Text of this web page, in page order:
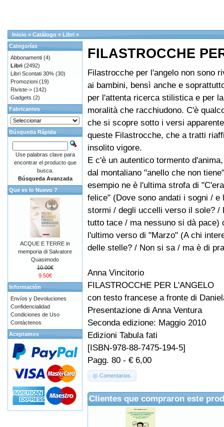
Inicio » Catálogo » Libri »
FILASTROCCHE
Filastrocche per l'angelo non sono
ai bambini, bensì anche e
per l'attenta ricerca stilistica e per
moralità che racchiudono. C'è
che si scopre sotto i versi
queste Filastrocche, che a tratti
insolito vigore.
E c'è un autentico tormento
dal montaliano "anello che non
esempio ne è l'ultima strofa di
felice" (Dove sono andati i sogni / e
stormi / degli uccelli verso il sole? /
tutto tace / ma nessuno si dà pace)
l'ultimo verso di "Marzo" (A chi
delle stelle? / Non si sa / ma è di
Anna Vincitorio
FILASTROCCHE PER L'ANGELO
con testo francese a fronte di
Presentazione di Anna Ventura
Seconda edizione: Maggio 2010
Edizioni Tabula fati
[ISBN-978-88-7475-194-5]
Pagg. 80 - € 6,00
Comentarios
Clientes que compraron este
Categorías
Abbonamenti (4)
Libri (2492)
Libri Scontati 30% (30)
Promozioni (19)
Riviste-> (142)
Gadgets (2)
Fabricantes
Búsqueda Rápida
Use palabras clave para
encontrar el producto que
busca.
Búsqueda Avanzada
Que es lo Nuevo ?
ACQUE E TERRE in
memporia di Salvatore
Quasimodo
10.00€
9.50€
Información
Envíos y Devoluciones
Confidencialidad
Condiciones de Uso
Contáctenos
Aceptamos